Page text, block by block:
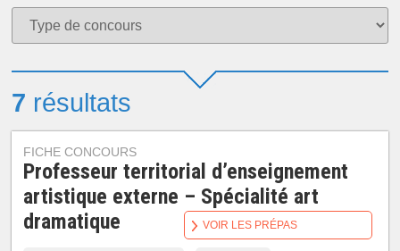
7 résultats
FICHE CONCOURS
Professeur territorial d’enseignement
artistique externe – Spécialité art
dramatique
VOIR LES PRÉPAS